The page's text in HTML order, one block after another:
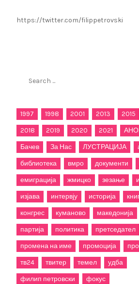
https://twitter.com/filippetrovski
1997 1998 2001 2013 2015
2018
2019 2020 2021
Бачев
За Нас ЛУСТРАЦИЈА
библиотека
вмро документи
емиграција
жмицко зезање
изјава
интервју историја
конгрес
куманово македонија
партија
политика
претседател
промена на име
промоција
тв24
твитер темел
удба
филип петровски
фокус